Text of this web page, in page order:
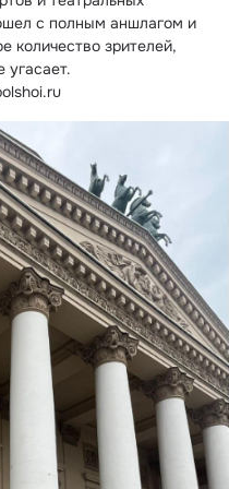
с полным аншлагом и
количество зрителей,
угасает.